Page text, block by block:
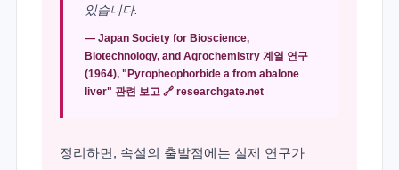
있습니다.
— Japan Society for Bioscience,
Biotechnology, and Agrochemistry 계열 연구
(1964), "Pyropheophorbide a from abalone
liver" 관련 보고 🔗 researchgate.net
정리하면, 속설의 출발점에는 실제 연구가